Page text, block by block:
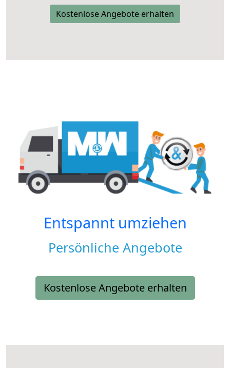
Kostenlose Angebote erhalten
Entspannt umziehen
Persönliche Angebote
Kostenlose Angebote erhalten